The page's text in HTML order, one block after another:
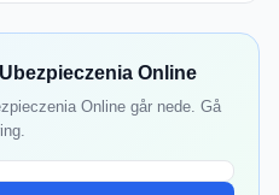
Online
Online går nede. Gå